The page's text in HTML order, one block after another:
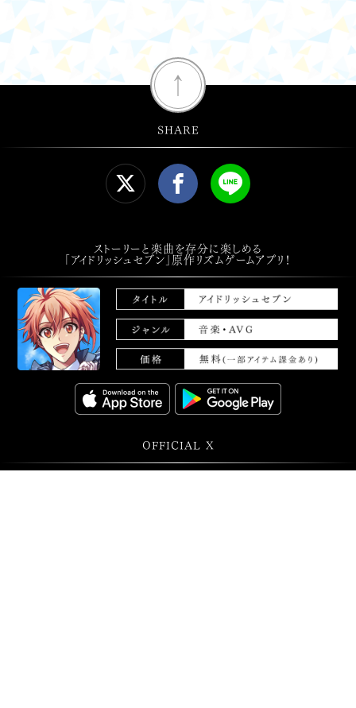
SHARE
↑
OFFICIAL X
ストーリーと楽曲を存分に楽しめる
「アイドリッシュセブン」原作リズムゲームアプリ！